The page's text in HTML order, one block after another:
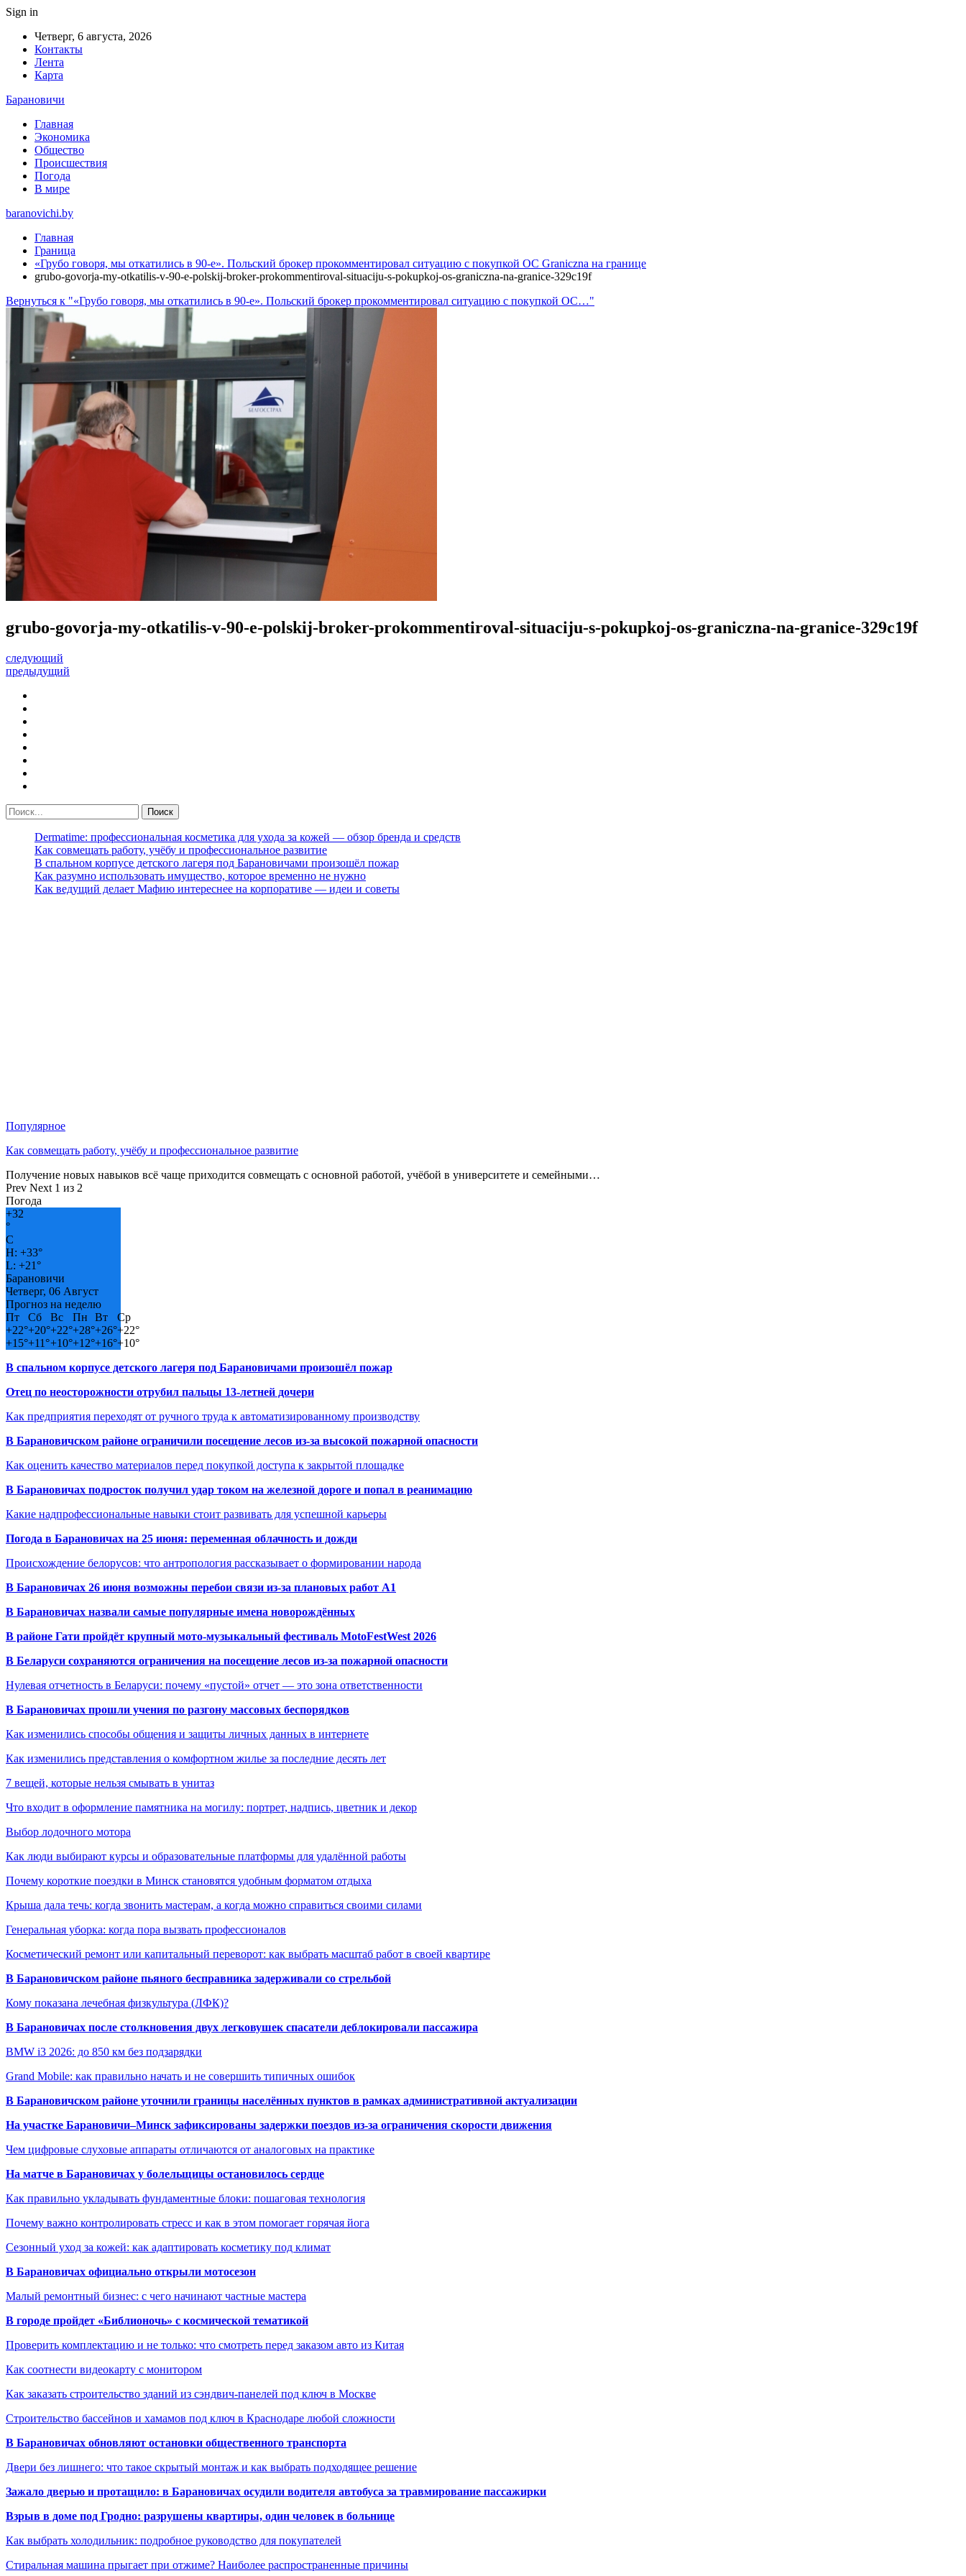
Sign in
Четверг, 6 августа, 2026
Контакты
Лента
Карта
Барановичи
Главная
Экономика
Общество
Происшествия
Погода
В мире
baranovichi.by
Главная
Граница
«Грубо говоря, мы откатились в 90-е». Польский брокер прокомментировал ситуацию с покупкой ОС Graniczna на границе
grubo-govorja-my-otkatilis-v-90-e-polskij-broker-prokommentiroval-situaciju-s-pokupkoj-os-graniczna-na-granice-329c19f
Вернуться к "«Грубо говоря, мы откатились в 90-е». Польский брокер прокомментировал ситуацию с покупкой ОС…"
grubo-govorja-my-otkatilis-v-90-e-polskij-broker-prokommentiroval-situaciju-s-pokupkoj-os-graniczna-na-granice-329c19f
следующий
предыдущий
Dermatime: профессиональная косметика для ухода за кожей — обзор бренда и средств
Как совмещать работу, учёбу и профессиональное развитие
В спальном корпусе детского лагеря под Барановичами произошёл пожар
Как разумно использовать имущество, которое временно не нужно
Как ведущий делает Мафию интереснее на корпоративе — идеи и советы
Популярное
Как совмещать работу, учёбу и профессиональное развитие
Получение новых навыков всё чаще приходится совмещать с основной работой, учёбой в университете и семейными…
Prev Next 1 из 2
Погода
+32
°
C
H: +33°
L: +21°
Барановичи
Четверг, 06 Август
Прогноз на неделю
Пт
Сб Вс Пн Вт
Ср
+22°+20°+22°+28°+26°+22°
+15°+11°+10°+12°+16°+10°
В спальном корпусе детского лагеря под Барановичами произошёл пожар
Отец по неосторожности отрубил пальцы 13-летней дочери
Как предприятия переходят от ручного труда к автоматизированному производству
В Барановичском районе ограничили посещение лесов из-за высокой пожарной опасности
Как оценить качество материалов перед покупкой доступа к закрытой площадке
В Барановичах подросток получил удар током на железной дороге и попал в реанимацию
Какие надпрофессиональные навыки стоит развивать для успешной карьеры
Погода в Барановичах на 25 июня: переменная облачность и дожди
Происхождение белорусов: что антропология рассказывает о формировании народа
В Барановичах 26 июня возможны перебои связи из-за плановых работ A1
В Барановичах назвали самые популярные имена новорождённых
В районе Гати пройдёт крупный мото-музыкальный фестиваль MotoFestWest 2026
В Беларуси сохраняются ограничения на посещение лесов из-за пожарной опасности
Нулевая отчетность в Беларуси: почему «пустой» отчет — это зона ответственности
В Барановичах прошли учения по разгону массовых беспорядков
Как изменились способы общения и защиты личных данных в интернете
Как изменились представления о комфортном жилье за последние десять лет
7 вещей, которые нельзя смывать в унитаз
Что входит в оформление памятника на могилу: портрет, надпись, цветник и декор
Выбор лодочного мотора
Как люди выбирают курсы и образовательные платформы для удалённой работы
Почему короткие поездки в Минск становятся удобным форматом отдыха
Крыша дала течь: когда звонить мастерам, а когда можно справиться своими силами
Генеральная уборка: когда пора вызвать профессионалов
Косметический ремонт или капитальный переворот: как выбрать масштаб работ в своей квартире
В Барановичском районе пьяного бесправника задерживали со стрельбой
Кому показана лечебная физкультура (ЛФК)?
В Барановичах после столкновения двух легковушек спасатели деблокировали пассажира
BMW i3 2026: до 850 км без подзарядки
Grand Mobile: как правильно начать и не совершить типичных ошибок
В Барановичском районе уточнили границы населённых пунктов в рамках административной актуализации
На участке Барановичи–Минск зафиксированы задержки поездов из-за ограничения скорости движения
Чем цифровые слуховые аппараты отличаются от аналоговых на практике
На матче в Барановичах у болельщицы остановилось сердце
Как правильно укладывать фундаментные блоки: пошаговая технология
Почему важно контролировать стресс и как в этом помогает горячая йога
Сезонный уход за кожей: как адаптировать косметику под климат
В Барановичах официально открыли мотосезон
Малый ремонтный бизнес: с чего начинают частные мастера
В городе пройдет «Библионочь» с космической тематикой
Проверить комплектацию и не только: что смотреть перед заказом авто из Китая
Как соотнести видеокарту с монитором
Как заказать строительство зданий из сэндвич-панелей под ключ в Москве
Строительство бассейнов и хамамов под ключ в Краснодаре любой сложности
В Барановичах обновляют остановки общественного транспорта
Двери без лишнего: что такое скрытый монтаж и как выбрать подходящее решение
Зажало дверью и протащило: в Барановичах осудили водителя автобуса за травмирование пассажирки
Взрыв в доме под Гродно: разрушены квартиры, один человек в больнице
Как выбрать холодильник: подробное руководство для покупателей
Стиральная машина прыгает при отжиме? Наиболее распространенные причины